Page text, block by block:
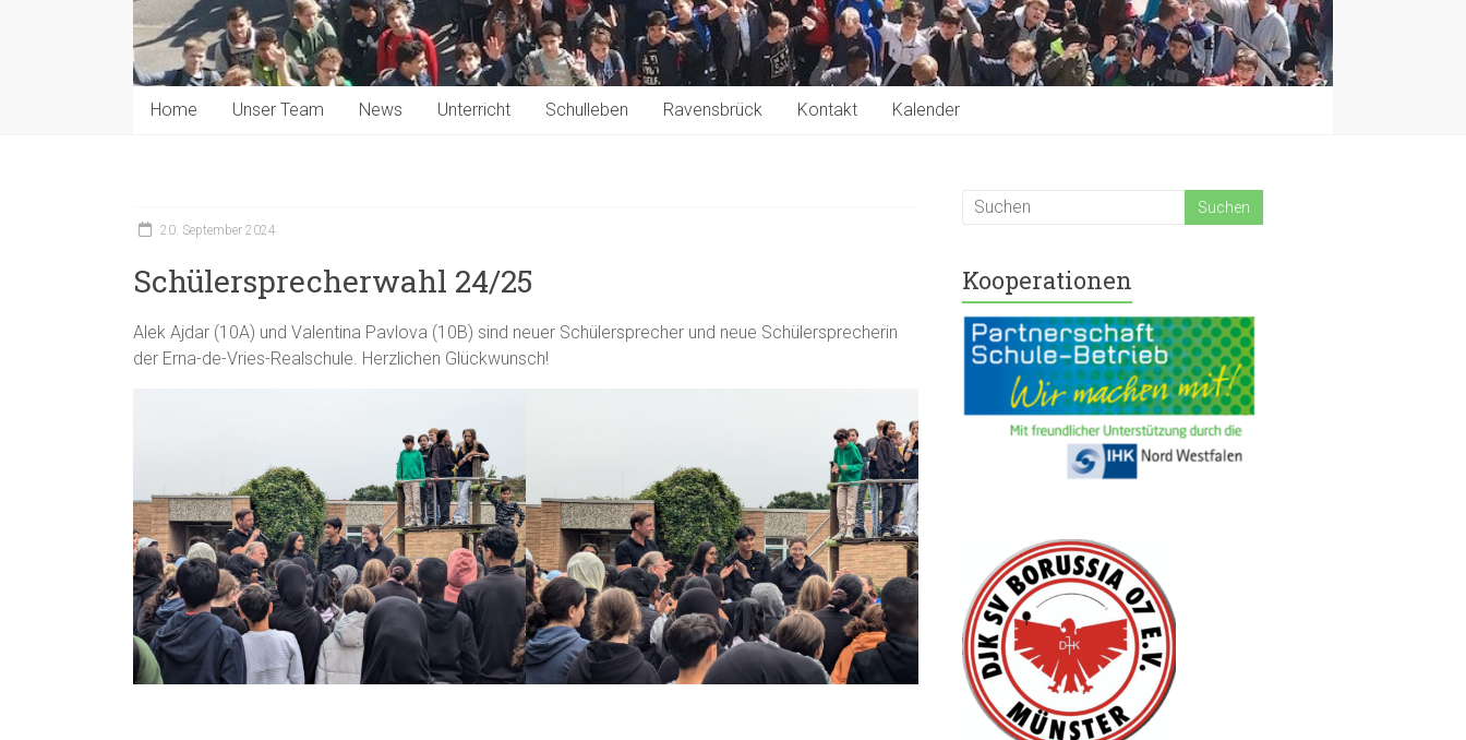
Home Unser Team News Unterricht Schulleben Ravensbrück Kontakt Kalender
20. September 2024
Schülersprecherwahl 24/25
Alek Ajdar (10A) und Valentina Pavlova (10B) sind neuer Schülersprecher und neue Schülersprecherin
der Erna-de-Vries-Realschule. Herzlichen Glückwunsch!
Kooperationen